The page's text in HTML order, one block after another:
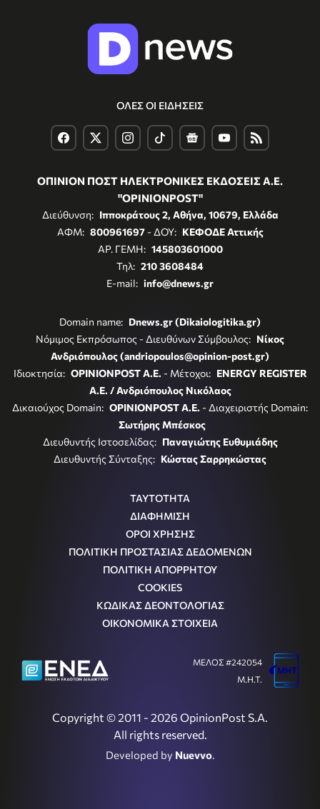
ΟΛΕΣ ΟΙ ΕΙΔΗΣΕΙΣ
ΟΠΙΝΙΟΝ ΠΟΣΤ ΗΛΕΚΤΡΟΝΙΚΕΣ ΕΚΔΟΣΕΙΣ Α.Ε.
"OPINIONPOST"
Διεύθυνση: Ιπποκράτους 2, Αθήνα, 10679, Ελλάδα
ΑΦΜ: 800961697- ΔΟΥ: ΚΕΦΟΔΕ Αττικής
ΑΡ. ΓΕΜΗ: 145803601000
Τηλ: 210 3608484
E-mail: info@dnews.gr
Domain name: Dnews.gr (Dikaiologitika.gr)
Νόμιμος Εκπρόσωπος - Διευθύνων Σύμβουλος: Νίκος
Ανδριόπουλος (andriopoulos@opinion-post.gr)
Ιδιοκτησία: OPINIONPOST A.E. - Μέτοχοι: ENERGY REGISTER
Α.Ε. / Ανδριόπουλος Νικόλαος
Δικαιούχος Domain: OPINIONPOST A.E. - Διαχειριστής Domain:
Σωτήρης Μπέσκος
Διευθυντής Ιστοσελίδας: Παναγιώτης Ευθυμιάδης
Διευθυντής Σύνταξης: Κώστας Σαρρηκώστας
ΤΑΥΤΟΤΗΤΑ
ΔΙΑΦΗΜΙΣΗ
ΟΡΟΙ ΧΡΗΣΗΣ
ΠΟΛΙΤΙΚΗ ΠΡΟΣΤΑΣΙΑΣ ΔΕΔΟΜΕΝΩΝ
ΠΟΛΙΤΙΚΗ ΑΠΟΡΡΗΤΟΥ
COOKIES
ΚΩΔΙΚΑΣ ΔΕΟΝΤΟΛΟΓΙΑΣ
ΟΙΚΟΝΟΜΙΚΑ ΣΤΟΙΧΕΙΑ
Copyright © 2011 - 2026 OpinionPost S.A.
All rights reserved.
Developed by Nuevvo.
ΜΕΛΟΣ #242054
Μ.Η.Τ.